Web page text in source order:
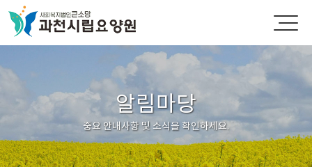
알림마당
중요 안내사항 및 소식을 확인하세요.